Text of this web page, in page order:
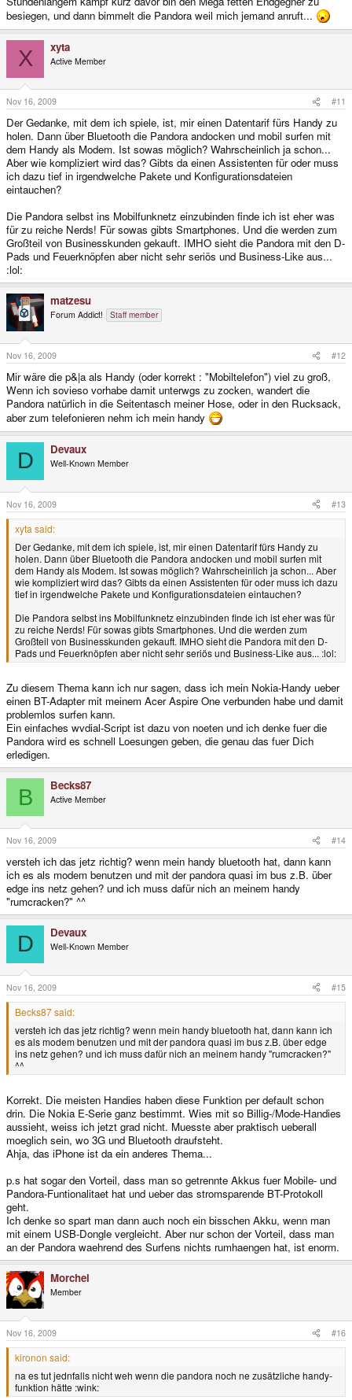
besiegen, und dann bimmelt die Pandora weil mich jemand anruft...
X xyta
Active Member
Nov 16, 2009 #11
Der Gedanke, mit dem ich spiele, ist, mir einen Datentarif fürs Handy zu
holen. Dann über Bluetooth die Pandora andocken und mobil surfen mit
dem Handy als Modem. Ist sowas möglich? Wahrscheinlich ja schon...
Aber wie kompliziert wird das? Gibts da einen Assistenten für oder muss
ich dazu tief in irgendwelche Pakete und Konfigurationsdateien
eintauchen?
Die Pandora selbst ins Mobilfunknetz einzubinden finde ich ist eher was
für zu reiche Nerds! Für sowas gibts Smartphones. Und die werden zum
Großteil von Businesskunden gekauft. IMHO sieht die Pandora mit den D-
Pads und Feuerknöpfen aber nicht sehr seriös und Business-Like aus...
:lol:
matzesu
Forum Addict! Staff member
Nov 16, 2009 #12
Mir wäre die p&|a als Handy (oder korrekt : "Mobiltelefon") viel zu groß,
Wenn ich sovieso vorhabe damit unterwgs zu zocken, wandert die
Pandora natürlich in die Seitentasch meiner Hose, oder in den Rucksack,
aber zum telefonieren nehm ich mein handy
D Devaux
Well-Known Member
Nov 16, 2009 #13
xyta said:
Der Gedanke, mit dem ich spiele, ist, mir einen Datentarif fürs Handy zu
holen. Dann über Bluetooth die Pandora andocken und mobil surfen mit
dem Handy als Modem. Ist sowas möglich? Wahrscheinlich ja schon... Aber
wie kompliziert wird das? Gibts da einen Assistenten für oder muss ich dazu
tief in irgendwelche Pakete und Konfigurationsdateien eintauchen?
Die Pandora selbst ins Mobilfunknetz einzubinden finde ich ist eher was für
zu reiche Nerds! Für sowas gibts Smartphones. Und die werden zum
Großteil von Businesskunden gekauft. IMHO sieht die Pandora mit den D-
Pads und Feuerknöpfen aber nicht sehr seriös und Business-Like aus... :lol:
Zu diesem Thema kann ich nur sagen, dass ich mein Nokia-Handy ueber
einen BT-Adapter mit meinem Acer Aspire One verbunden habe und damit
problemlos surfen kann.
Ein einfaches wvdial-Script ist dazu von noeten und ich denke fuer die
Pandora wird es schnell Loesungen geben, die genau das fuer Dich
erledigen.
B Becks87
Active Member
Nov 16, 2009 #14
versteh ich das jetz richtig? wenn mein handy bluetooth hat, dann kann
ich es als modem benutzen und mit der pandora quasi im bus z.B. über
edge ins netz gehen? und ich muss dafür nich an meinem handy
"rumcracken?" ^^
D Devaux
Well-Known Member
Nov 16, 2009 #15
Becks87 said:
versteh ich das jetz richtig? wenn mein handy bluetooth hat, dann kann ich
es als modem benutzen und mit der pandora quasi im bus z.B. über edge
ins netz gehen? und ich muss dafür nich an meinem handy "rumcracken?"
^^
Korrekt. Die meisten Handies haben diese Funktion per default schon
drin. Die Nokia E-Serie ganz bestimmt. Wies mit so Billig-/Mode-Handies
aussieht, weiss ich jetzt grad nicht. Muesste aber praktisch ueberall
moeglich sein, wo 3G und Bluetooth draufsteht.
Ahja, das iPhone ist da ein anderes Thema...
p.s hat sogar den Vorteil, dass man so getrennte Akkus fuer Mobile- und
Pandora-Funtionalitaet hat und ueber das stromsparende BT-Protokoll
geht.
Ich denke so spart man dann auch noch ein bisschen Akku, wenn man
mit einem USB-Dongle vergleicht. Aber nur schon der Vorteil, dass man
an der Pandora waehrend des Surfens nichts rumhaengen hat, ist enorm.
Morchel
Member
Nov 16, 2009 #16
kironon said:
na es tut jednfalls nicht weh wenn die pandora noch ne zusätzliche handy-
funktion hätte :wink: